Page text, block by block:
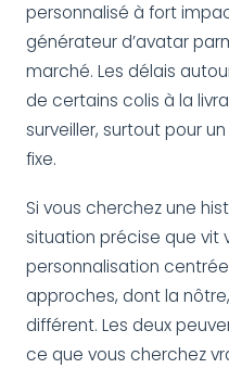
personnalisé à fort
générateur d’avatar
marché. Les délais
de certains colis à la
surveiller, surtout pour
fixe.
Si vous cherchez une
situation précise que vit
personnalisation centrée
approches, dont la
différent. Les deux
ce que vous cherchez